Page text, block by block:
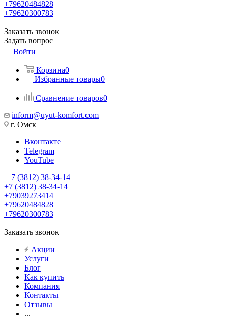
+79620484828
+79620300783
Заказать звонок
Задать вопрос
Войти
Корзина0
Избранные товары0
Сравнение товаров0
inform@uyut-komfort.com
г. Омск
Вконтакте
Telegram
YouTube
+7 (3812) 38-34-14
+7 (3812) 38-34-14
+79039273414
+79620484828
+79620300783
Заказать звонок
Акции
Услуги
Блог
Как купить
Компания
Контакты
Отзывы
...